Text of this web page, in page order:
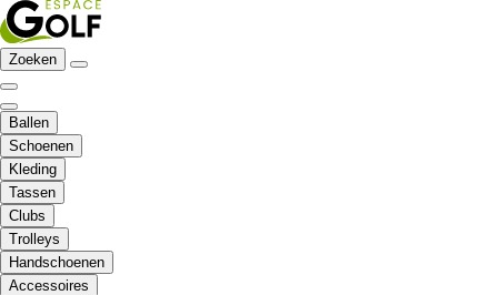
Zoeken
Ballen
Schoenen
Kleding
Tassen
Clubs
Trolleys
Handschoenen
Accessoires